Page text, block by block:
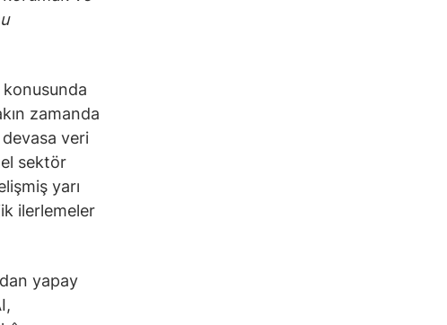
konusunda
zamanda
devasa veri
sektör
yarı
ilerlemeler
yapay